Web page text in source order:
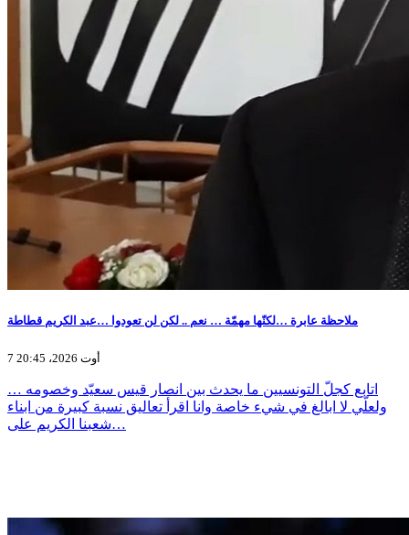
ملاحظة عابرة …لكنّها مهمّة … نعم .. لكن لن تعودوا …عبد الكريم قطاطة
7 أوت 2026، 20:45
اتابع كجلّ التونسيين ما يحدث بين انصار قيس سعيّد وخصومه …
ولعلّي لا ابالغ في شيء خاصة وانا اقرأ تعاليق نسبة كبيرة من ابناء
شعبنا الكريم على…